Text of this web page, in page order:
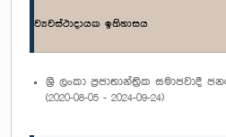
ව්‍යවස්ථාදායක ඉතිහාසය
ශ්‍රී ලංකා ප්‍රජාතාන්ත්‍රික සමාජවාදී
(2020-08-05 - 2024-09-24)